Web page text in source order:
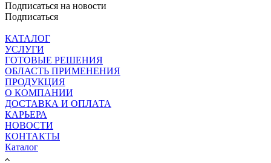
Подписаться на новости
Подписаться
КАТАЛОГ
УСЛУГИ
ГОТОВЫЕ РЕШЕНИЯ
ОБЛАСТЬ ПРИМЕНЕНИЯ
ПРОДУКЦИЯ
О КОМПАНИИ
ДОСТАВКА И ОПЛАТА
КАРЬЕРА
НОВОСТИ
КОНТАКТЫ
Каталог